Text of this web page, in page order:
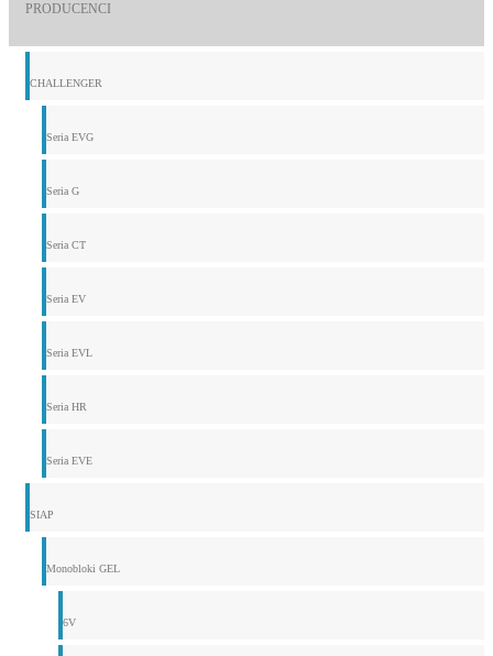
PRODUCENCI
CHALLENGER
Seria EVG
Seria G
Seria CT
Seria EV
Seria EVL
Seria HR
Seria EVE
SIAP
Monobloki GEL
6V